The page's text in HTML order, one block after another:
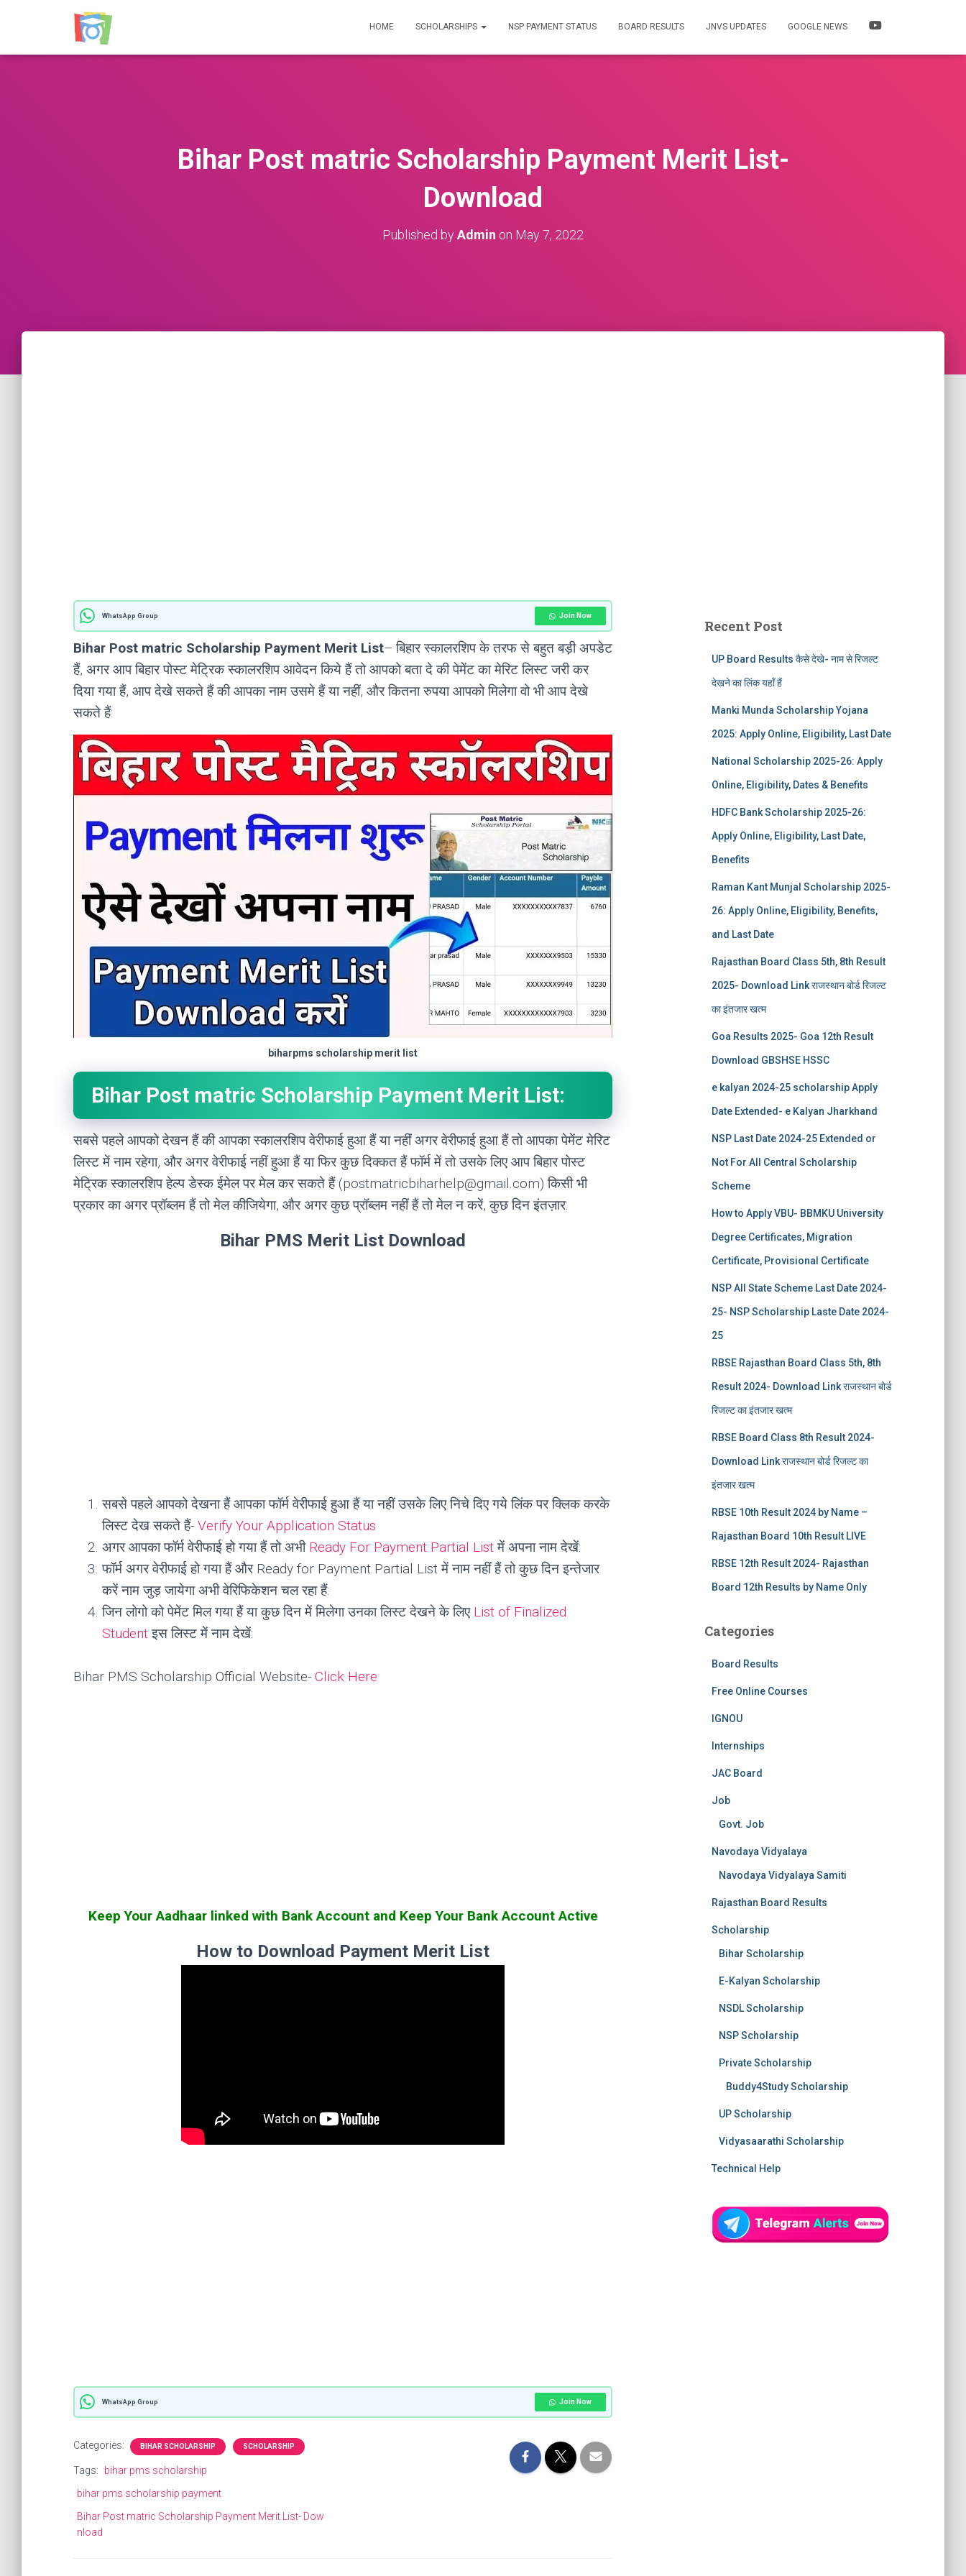
HOME SCHOLARSHIPS NSP PAYMENT STATUS BOARD RESULTS JNVS UPDATES GOOGLE NEWS
Bihar Post matric Scholarship Payment Merit List-
Download
Published byAdmin on May 7, 2022
WhatsApp Group Join Now
Bihar Post matric Scholarship Payment Merit List– बिहार स्कालरशिप के तरफ से बहुत बड़ी अपडेट
हैं, अगर आप बिहार पोस्ट मेट्रिक स्कालरशिप आवेदन किये हैं तो आपको बता दे की पेमेंट का मेरिट लिस्ट जरी कर
दिया गया हैं, आप देखे सकते हैं की आपका नाम उसमे हैं या नहीं, और कितना रुपया आपको मिलेगा वो भी आप देखे
सकते हैं:
biharpms scholarship merit list
Bihar Post matric Scholarship Payment Merit List:
सबसे पहले आपको देखन हैं की आपका स्कालरशिप वेरीफाई हुआ हैं या नहीं अगर वेरीफाई हुआ हैं तो आपका पेमेंट मेरिट
लिस्ट में नाम रहेगा, और अगर वेरीफाई नहीं हुआ हैं या फिर कुछ दिक्कत हैं फॉर्म में तो उसके लिए आप बिहार पोस्ट
मेट्रिक स्कालरशिप हेल्प डेस्क ईमेल पर मेल कर सकते हैं (postmatricbiharhelp@gmail.com) किसी भी
प्रकार का अगर प्रॉब्लम हैं तो मेल कीजियेगा, और अगर कुछ प्रॉब्लम नहीं हैं तो मेल न करें, कुछ दिन इंतज़ार:
Bihar PMS Merit List Download
सबसे पहले आपको देखना हैं आपका फॉर्म वेरीफाई हुआ हैं या नहीं उसके लिए निचे दिए गये लिंक पर क्लिक करके
लिस्ट देख सकते हैं- Verify Your Application Status
अगर आपका फॉर्म वेरीफाई हो गया हैं तो अभी Ready For Payment Partial Listमें अपना नाम देखें:
फॉर्म अगर वेरीफाई हो गया हैं और Ready for Payment Partial List में नाम नहीं हैं तो कुछ दिन इन्तेजार
करें नाम जुड़ जायेगा अभी वेरिफिकेशन चल रहा हैं:
जिन लोगो को पेमेंट मिल गया हैं या कुछ दिन में मिलेगा उनका लिस्ट देखने के लिए List of Finalized
Studentइस लिस्ट में नाम देखें:
Bihar PMS Scholarship Official Website- Click Here
Keep Your Aadhaar linked with Bank Account and Keep Your Bank Account Active
How to Download Payment Merit List
WhatsApp Group Join Now
Categories: BIHAR SCHOLARSHIP SCHOLARSHIP
Tags:
bihar pms scholarship
bihar pms scholarship payment
Bihar Post matric Scholarship Payment Merit List- Dow
nload
Recent Post
UP Board Results कैसे देखे- नाम से रिजल्ट
देखने का लिंक यहाँ हैं
Manki Munda Scholarship Yojana
2025: Apply Online, Eligibility, Last Date
National Scholarship 2025-26: Apply
Online, Eligibility, Dates & Benefits
HDFC Bank Scholarship 2025-26:
Apply Online, Eligibility, Last Date,
Benefits
Raman Kant Munjal Scholarship 2025-
26: Apply Online, Eligibility, Benefits,
and Last Date
Rajasthan Board Class 5th, 8th Result
2025- Download Link राजस्थान बोर्ड रिजल्‍ट
का इंतजार खत्‍म
Goa Results 2025- Goa 12th Result
Download GBSHSE HSSC
e kalyan 2024-25 scholarship Apply
Date Extended- e Kalyan Jharkhand
NSP Last Date 2024-25 Extended or
Not For All Central Scholarship
Scheme
How to Apply VBU- BBMKU University
Degree Certificates, Migration
Certificate, Provisional Certificate
NSP All State Scheme Last Date 2024-
25- NSP Scholarship Laste Date 2024-
25
RBSE Rajasthan Board Class 5th, 8th
Result 2024- Download Link राजस्थान बोर्ड
रिजल्‍ट का इंतजार खत्‍म
RBSE Board Class 8th Result 2024-
Download Link राजस्थान बोर्ड रिजल्‍ट का
इंतजार खत्‍म
RBSE 10th Result 2024 by Name –
Rajasthan Board 10th Result LIVE
RBSE 12th Result 2024- Rajasthan
Board 12th Results by Name Only
Categories
Board Results
Free Online Courses
IGNOU
Internships
JAC Board
Job
Govt. Job
Navodaya Vidyalaya
Navodaya Vidyalaya Samiti
Rajasthan Board Results
Scholarship
Bihar Scholarship
E-Kalyan Scholarship
NSDL Scholarship
NSP Scholarship
Private Scholarship
Buddy4Study Scholarship
UP Scholarship
Vidyasaarathi Scholarship
Technical Help